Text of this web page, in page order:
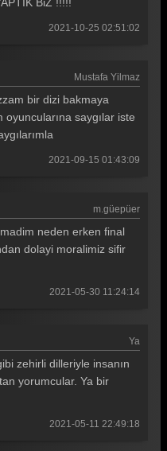
2021-10-25 02:51:02
Mustafa Yilmaz
bir dizi bakmaya
saygılar iste
2021-09-15 01:43:09
m.güepüer
neden erken final
dolayi moralimiz sifir
2021-05-30 11:24:14
Ya
zehirli dilleriyle insanın
yorumcular. Ya bir
2021-05-11 22:49:18